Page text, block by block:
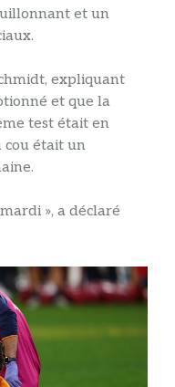
et un
expliquant
et que la
test était en
cou était un
», a déclaré